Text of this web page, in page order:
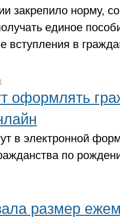
закрепило норму,
единое
вступления в
оформлять
в электронной
по
размер